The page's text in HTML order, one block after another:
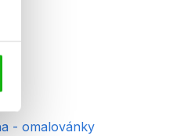
- omalovánky